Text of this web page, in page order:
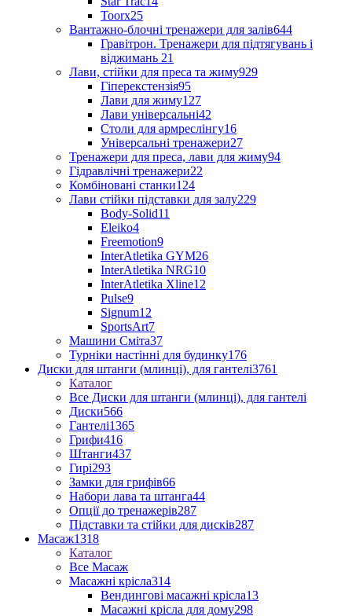
Toorx25
Вантажно-блочні тренажери для залів644
Гравітрон. Тренажери для підтягувань і
віджимань 21
Лави, стійки для преса та жиму929
Гіперекстензія95
Лави для жиму127
Лави універсальні42
Столи для армреслінгу16
Універсальні тренажери27
Тренажери для преса, лави для жиму94
Гідравлічні тренажери22
Комбіновані станки124
Лави стійки підставки для залу229
Body-Solid11
Eleiko4
Freemotion9
InterAtletika GYM26
InterAtletika NRG10
InterAtletika Xline12
Pulse9
Signum12
SportsArt7
Машини Сміта37
Турніки настінні для будинку176
Диски для штанги (млинці), для гантелі3761
Каталог
Все Диски для штанги (млинці), для гантелі
Диски566
Гантелі1365
Грифи416
Штанги437
Гирі293
Замки для грифів66
Набори лава та штанга44
Опції до тренажерів287
Підставки та стійки для дисків287
Масаж1318
Каталог
Все Масаж
Масажні крісла314
Вендингові масажні крісла13
Масажні крісла для дому298